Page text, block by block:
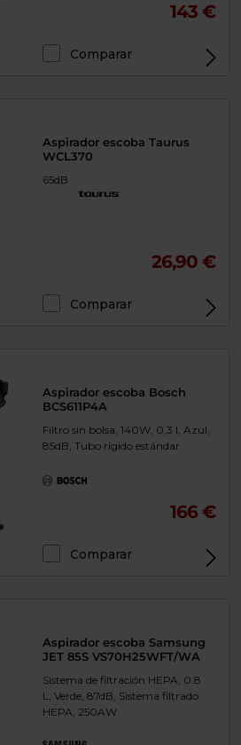
143 €
Comparar
Aspirador escoba Taurus
WCL370
65dB
26,90 €
Comparar
Aspirador escoba Bosch
BCS611P4A
Filtro sin bolsa, 140W, 0,3 l, Azul,
85dB, Tubo rígido estándar
166 €
Comparar
Aspirador escoba Samsung
JET 85S VS70H25WFT/WA
Sistema de filtración HEPA, 0.8
L, Verde, 87dB, Sistema filtrado
HEPA, 250AW